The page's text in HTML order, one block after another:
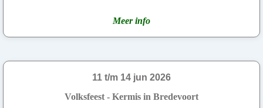
Meer info
11 t/m 14 jun 2026
Volksfeest - Kermis in Bredevoort